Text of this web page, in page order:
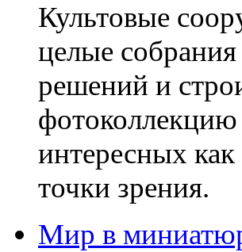
Культовые
целые
решений и
фотоколлекцию
интересных
точки зрения.
Мир в